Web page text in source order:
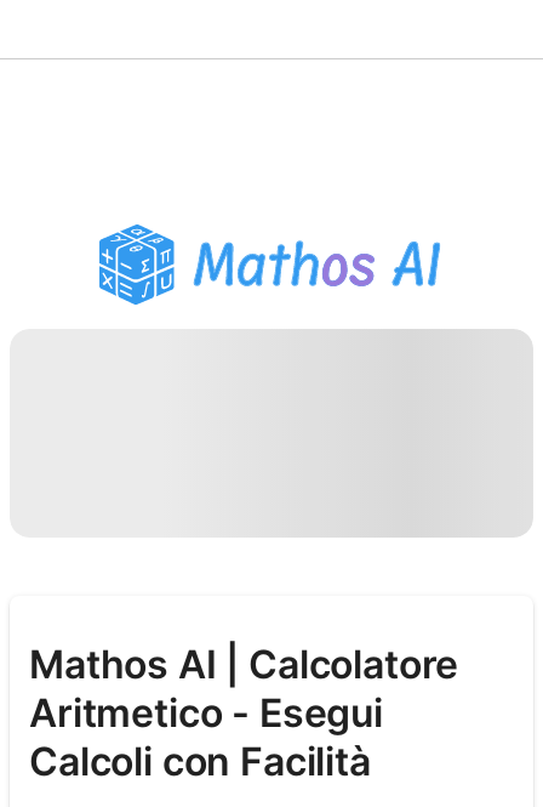
Assistente Compiti PDF
Strumenti di studio
Mathos AI | Calcolatore
Aritmetico - Esegui
Calcoli con Facilità